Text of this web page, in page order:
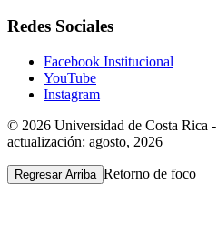
Redes Sociales
Facebook Institucional
YouTube
Instagram
© 2026 Universidad de Costa Rica -
actualización: agosto, 2026
Regresar Arriba Retorno de foco